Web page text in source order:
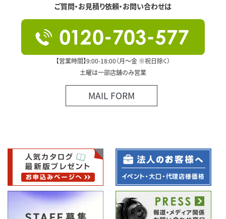
ご質問・お見積り依頼・お問い合わせは
【営業時間】9:00-18:00（月～金 ※祝日除く）
土曜は一部店舗のみ営業
MAIL FORM